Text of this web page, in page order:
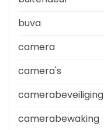
buva
camera
camera's
camerabeveiliging
camerabewaking